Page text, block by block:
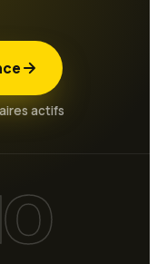
actifs